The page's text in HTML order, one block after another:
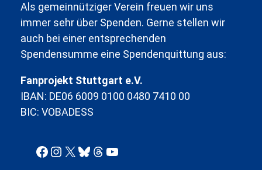
Als gemeinnütziger Verein freuen wir uns
immer sehr über Spenden. Gerne stellen wir
auch bei einer entsprechenden
Spendensumme eine Spendenquittung aus:
Fanprojekt Stuttgart e.V.
IBAN: DE06 6009 0100 0480 7410 00
BIC: VOBADESS
Facebook
Instagram
X Bluesky
Threads
YouTube